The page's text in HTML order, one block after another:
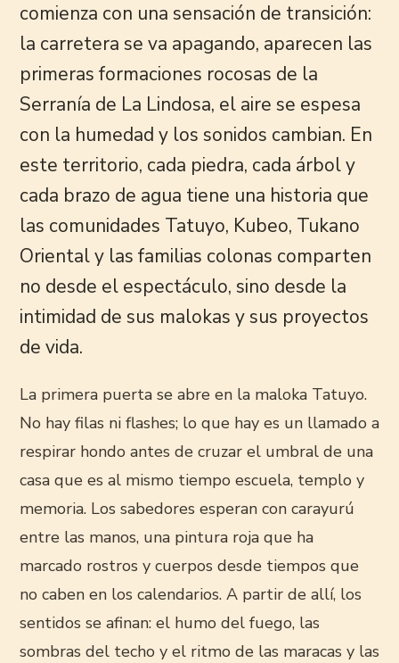
comienza con una sensación de transición:
la carretera se va apagando, aparecen las
primeras formaciones rocosas de la
Serranía de La Lindosa, el aire se espesa
con la humedad y los sonidos cambian. En
este territorio, cada piedra, cada árbol y
cada brazo de agua tiene una historia que
las comunidades Tatuyo, Kubeo, Tukano
Oriental y las familias colonas comparten
no desde el espectáculo, sino desde la
intimidad de sus malokas y sus proyectos
de vida.
La primera puerta se abre en la maloka Tatuyo.
No hay filas ni flashes; lo que hay es un llamado a
respirar hondo antes de cruzar el umbral de una
casa que es al mismo tiempo escuela, templo y
memoria. Los sabedores esperan con carayurú
entre las manos, una pintura roja que ha
marcado rostros y cuerpos desde tiempos que
no caben en los calendarios. A partir de allí, los
sentidos se afinan: el humo del fuego, las
sombras del techo y el ritmo de las maracas y las